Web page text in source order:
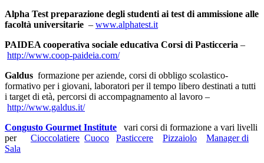
Alpha Test preparazione degli studenti ai test di ammissione alle
facoltà universitarie – www.alphatest.it
PAIDEA cooperativa sociale educativa Corsi di Pasticceria –
http://www.coop-paideia.com/
Galdus formazione per aziende, corsi di obbligo scolastico-
formativo per i giovani, laboratori per il tempo libero destinati a tutti
i target di età, percorsi di accompagnamento al lavoro –
http://www.galdus.it/
Congusto Gourmet Institute vari corsi di formazione a vari livelli
per
Cioccolatiere Cuoco Pasticcere Pizzaiolo
Manager di
Sala